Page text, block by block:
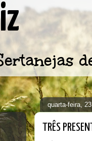
quarta-feira,
TRÊS